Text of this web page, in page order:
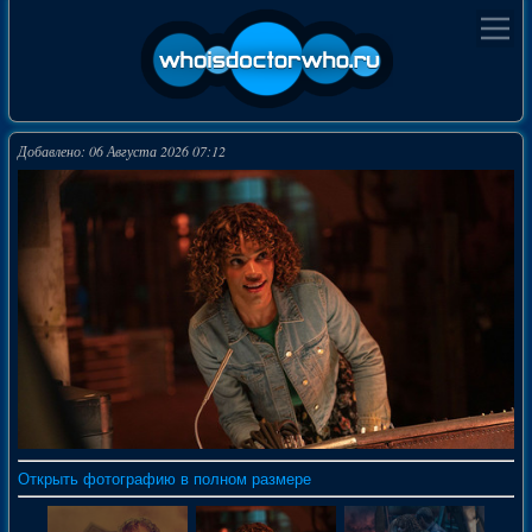
Добавлено: 06 Августа 2026 07:12
Открыть фотографию в полном размере